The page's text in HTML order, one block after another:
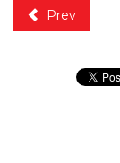
Prev